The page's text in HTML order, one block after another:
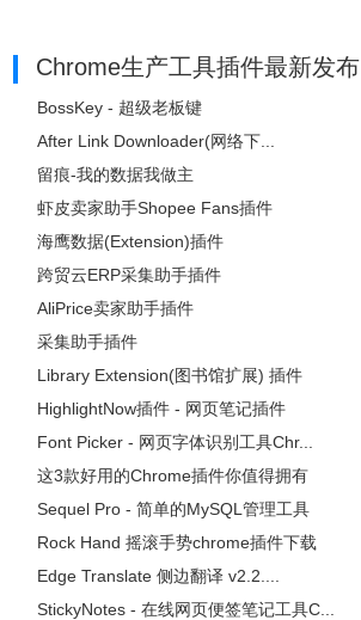
Chrome生产工具插件最新发布
BossKey - 超级老板键
After Link Downloader(网络下...
留痕-我的数据我做主
虾皮卖家助手Shopee Fans插件
海鹰数据(Extension)插件
跨贸云ERP采集助手插件
AliPrice卖家助手插件
采集助手插件
Library Extension(图书馆扩展) 插件
HighlightNow插件 - 网页笔记插件
Font Picker - 网页字体识别工具Chr...
这3款好用的Chrome插件你值得拥有
Sequel Pro - 简单的MySQL管理工具
Rock Hand 摇滚手势chrome插件下载
Edge Translate 侧边翻译 v2.2....
StickyNotes - 在线网页便签笔记工具C...